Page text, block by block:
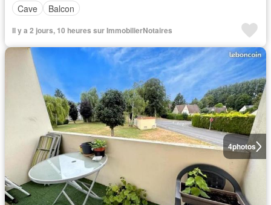
Cave
Balcon
Il y a 2 jours, 10 heures sur ImmobilierNotaires
4photos